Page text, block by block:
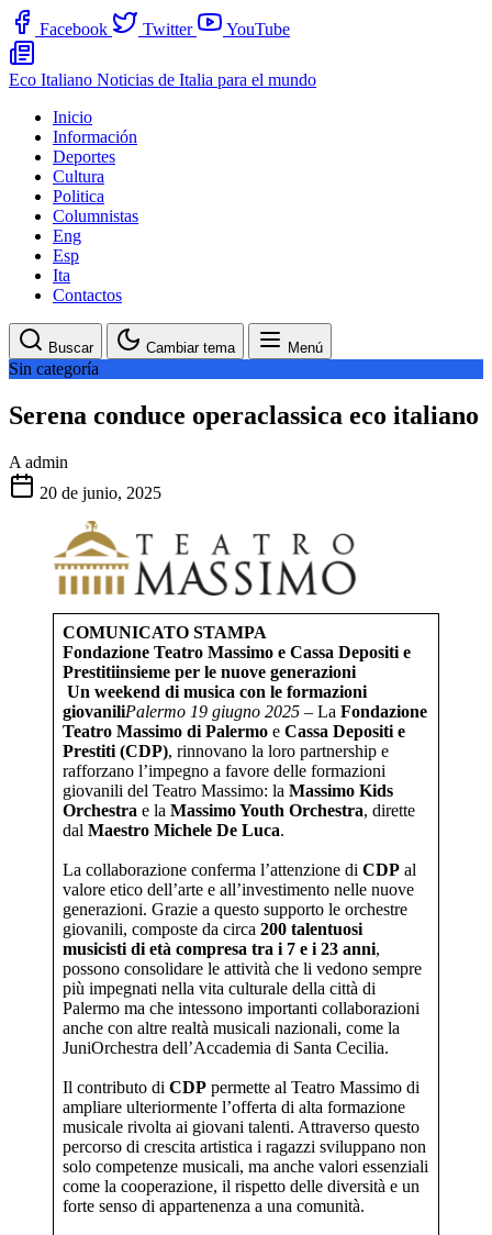
Facebook Twitter YouTube
Eco Italiano Noticias de Italia para el mundo
Inicio
Información
Deportes
Cultura
Politica
Columnistas
Eng
Esp
Ita
Contactos
Buscar Cambiar tema Menú
Sin categoría
Serena conduce operaclassica eco italiano
A admin
20 de junio, 2025
COMUNICATO STAMPA
Fondazione Teatro Massimo e Cassa Depositi e
Prestitiinsieme per le nuove generazioni
Un weekend di musica con le formazioni
giovaniliPalermo 19 giugno 2025 – La Fondazione
Teatro Massimo di Palermo e Cassa Depositi e
Prestiti (CDP), rinnovano la loro partnership e
rafforzano l’impegno a favore delle formazioni
giovanili del Teatro Massimo: la Massimo Kids
Orchestra e la Massimo Youth Orchestra, dirette
dal Maestro Michele De Luca.
La collaborazione conferma l’attenzione di CDP al
valore etico dell’arte e all’investimento nelle nuove
generazioni. Grazie a questo supporto le orchestre
giovanili, composte da circa 200 talentuosi
musicisti di età compresa tra i 7 e i 23 anni,
possono consolidare le attività che li vedono sempre
più impegnati nella vita culturale della città di
Palermo ma che intessono importanti collaborazioni
anche con altre realtà musicali nazionali, come la
JuniOrchestra dell’Accademia di Santa Cecilia.
Il contributo di CDP permette al Teatro Massimo di
ampliare ulteriormente l’offerta di alta formazione
musicale rivolta ai giovani talenti. Attraverso questo
percorso di crescita artistica i ragazzi sviluppano non
solo competenze musicali, ma anche valori essenziali
come la cooperazione, il rispetto delle diversità e un
forte senso di appartenenza a una comunità.